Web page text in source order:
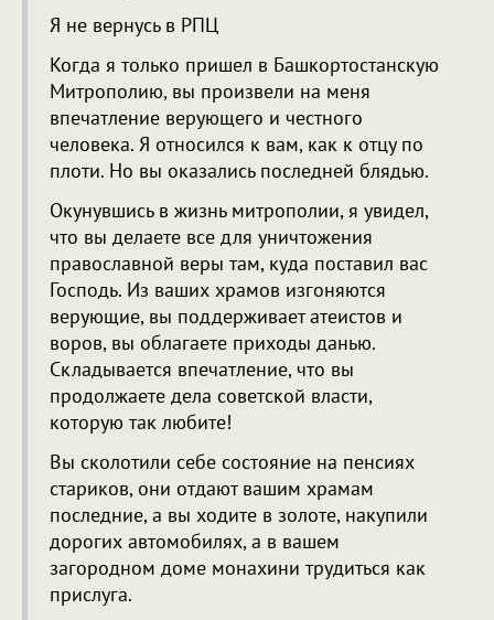
Я не вернусь в РПЦ
Когда я только пришел в Башкортостанскую
Митрополию, вы произвели на меня
впечатление верующего и честного
человека. Я относился к вам, как к отцу по
плоти. Но вы оказались последней блядью.
Окунувшись в жизнь митрополии, я увидел,
что вы делаете все для уничтожения
православной веры там, куда поставил вас
Господь. Из ваших храмов изгоняются
верующие, вы поддерживает атеистов и
воров, вы облагаете приходы данью.
Складывается впечатление, что вы
продолжаете дела советской власти,
которую так любите!
Вы сколотили себе состояние на пенсиях
стариков, они отдают вашим храмам
последние, а вы ходите в золоте, накупили
дорогих автомобилях, а в вашем
загородном доме монахини трудиться как
прислуга.